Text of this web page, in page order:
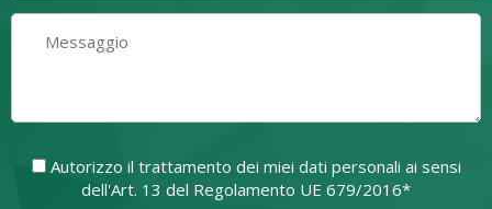
Autorizzo il trattamento dei miei dati personali ai sensi
dell'Art. 13 del Regolamento UE 679/2016*